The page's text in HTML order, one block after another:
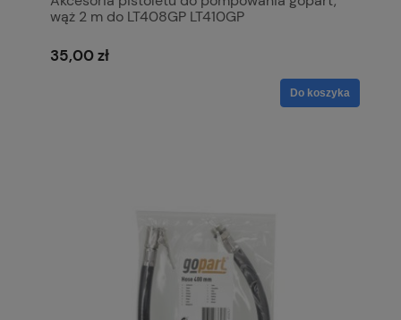
wąż 2 m do LT408GP LT410GP
35,00 zł
Do koszyka